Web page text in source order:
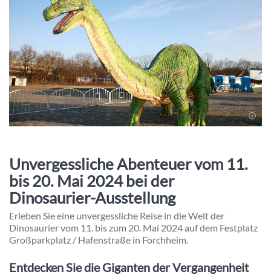
Unvergessliche Abenteuer vom 11.
bis 20. Mai 2024 bei der
Dinosaurier-Ausstellung
Erleben Sie eine unvergessliche Reise in die Welt der
Dinosaurier vom 11. bis zum 20. Mai 2024 auf dem Festplatz
Großparkplatz / Hafenstraße in Forchheim.
Entdecken Sie die Giganten der Vergangenheit